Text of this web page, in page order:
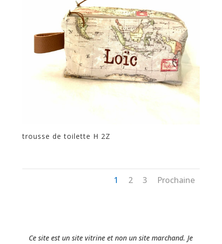
trousse de toilette H 2Z
1 2 3 Prochaine
Ce site est un site vitrine et non un site marchand. Je